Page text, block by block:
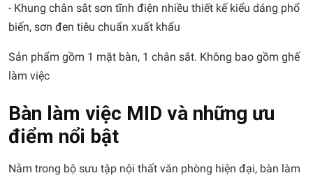
- Khung chân sắt sơn tĩnh điện nhiều thiết kế kiểu dáng phổ
biến, sơn đen tiêu chuẩn xuất khẩu
Sản phẩm gồm 1 mặt bàn, 1 chân sắt. Không bao gồm ghế
làm việc
Bàn làm việc MID và những ưu
điểm nổi bật
Nằm trong bộ sưu tập nội thất văn phòng hiện đại, bàn làm